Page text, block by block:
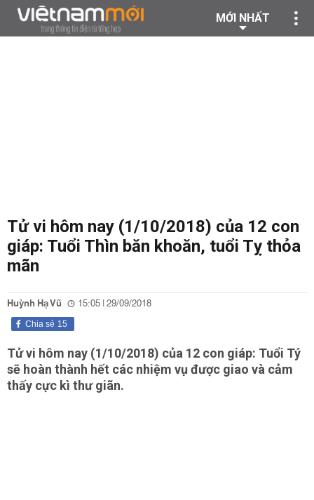
MỚI NHẤT
Tử vi hôm nay (1/10/2018) của 12 con
giáp: Tuổi Thìn băn khoăn, tuổi Tỵ thỏa
mãn
Huỳnh Hạ Vũ 15:05 | 29/09/2018
15
Chia sẻ
Tử vi hôm nay (1/10/2018) của 12 con giáp: Tuổi Tý
sẽ hoàn thành hết các nhiệm vụ được giao và cảm
thấy cực kì thư giãn.